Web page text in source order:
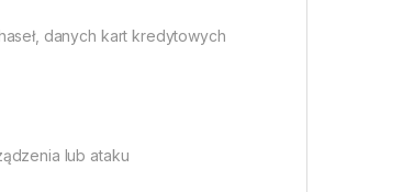
danych kart kredytowych
lub ataku